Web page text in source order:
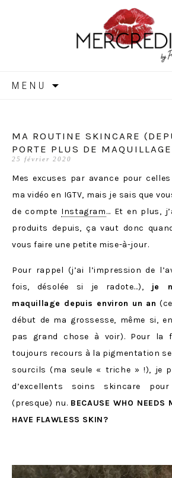
MENU
MA ROUTINE SKINCARE
PORTE PLUS DE
25 février 2020
Mes excuses par avance pour
ma vidéo en IGTV, mais je sais que
de compte Instagram… Et en plus,
produits depuis, ça vaut donc
vous faire une petite mise-à-jour.
Pour rappel (j’ai l’impression de
fois, désolée si je radote…),
je
maquillage depuis environ un an
début de ma grossesse, même si,
pas grand chose à voir). Pour la
toujours recours à la pigmentation
sourcils (ma seule « triche » !), je
d’excellents soins skincare
(presque) nu. BECAUSE WHO NEEDS
HAVE FLAWLESS SKIN?